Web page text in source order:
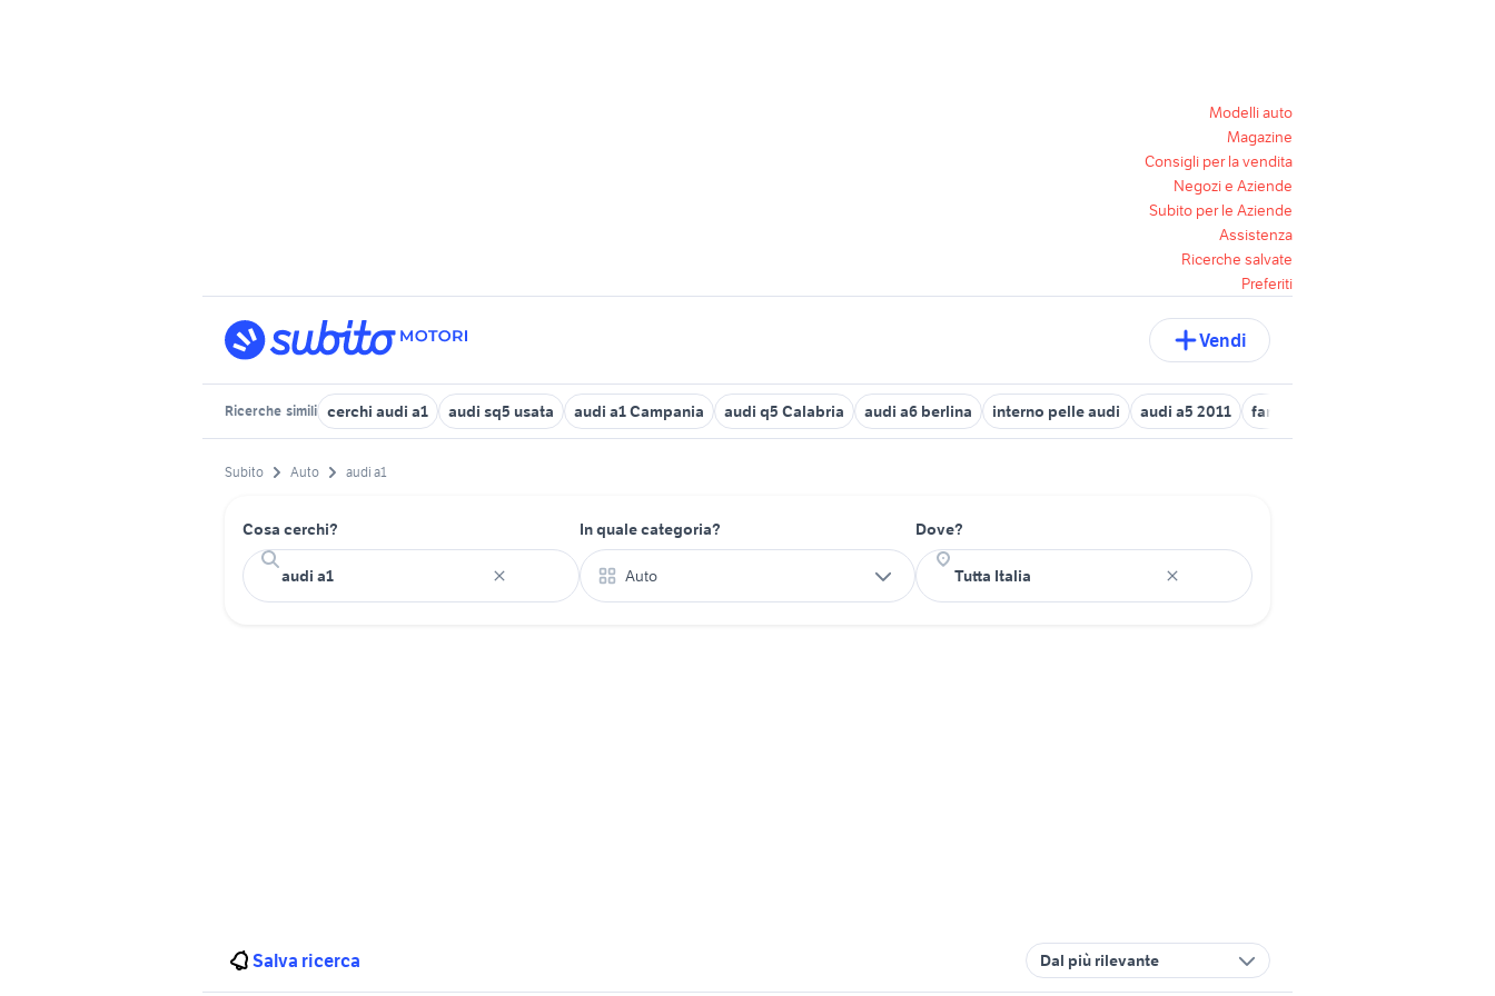
Modelli auto
Magazine
Consigli per la vendita
Negozi e Aziende
Subito per le Aziende
Assistenza
Ricerche salvate
Preferiti
Vendi
Ricerche simili cerchi audi a1 audi sq5 usata audi a1 Campania audi q5 Calabria audi a6 berlina interno pelle audi audi a5 2011 fari audi
Subito Auto audi a1
Cosa cerchi? In quale categoria?
Auto
Dove?
Salva ricerca Dal più rilevante